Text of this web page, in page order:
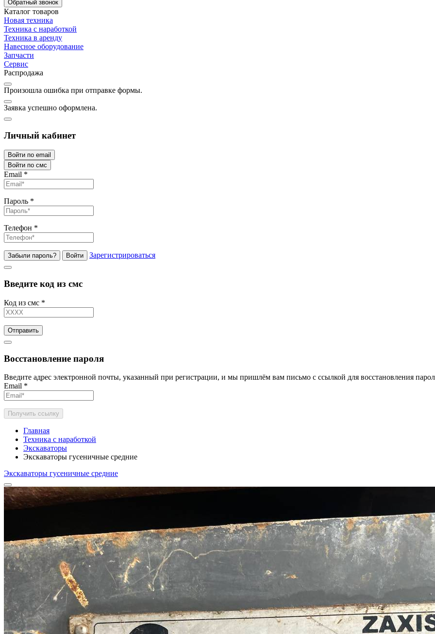
Обратный звонок
Каталог товаров
Новая техника
Техника с наработкой
Техника в аренду
Навесное оборудование
Запчасти
Сервис
Распродажа
Произошла ошибка при отправке формы.
Заявка успешно оформлена.
Личный кабинет
Войти по email
Войти по смс
Email *
Пароль *
Телефон *
Забыли пароль? Войти Зарегистрироваться
Введите код из смс
Код из смс *
Отправить
Восстановление пароля
Введите адрес электронной почты, указанный при регистрации, и мы пришлём вам письмо с ссылкой для восстановления
Email *
Получить ссылку
Главная
Техника с наработкой
Экскаваторы
Экскаваторы гусеничные средние
Экскаваторы гусеничные средние